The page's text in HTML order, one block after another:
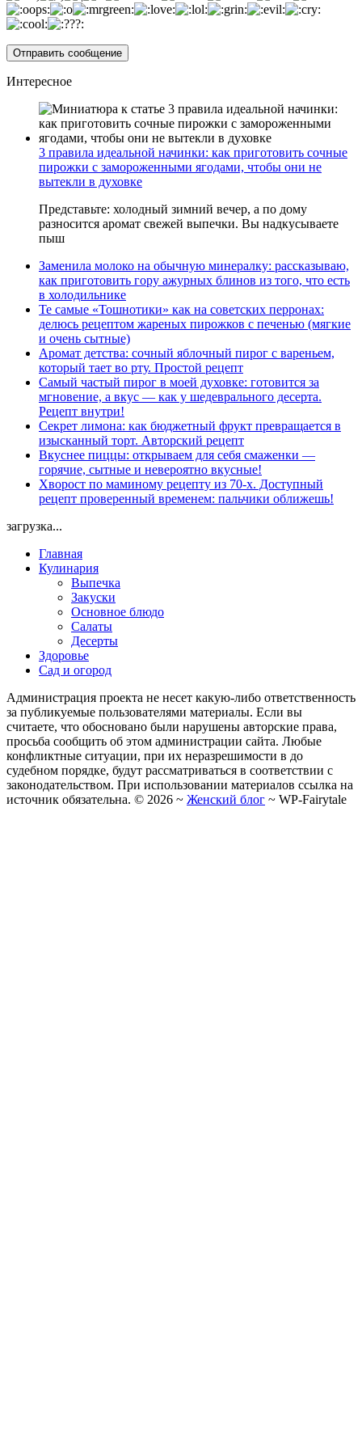
Интересное
3 правила идеальной начинки: как приготовить сочные
пирожки с замороженными ягодами, чтобы они не
вытекли в духовке
Представьте: холодный зимний вечер, а по дому
разносится аромат свежей выпечки. Вы надкусываете
пыш
Заменила молоко на обычную минералку: рассказываю,
как приготовить гору ажурных блинов из того, что есть
в холодильнике
Те самые «Тошнотики» как на советских перронах:
делюсь рецептом жареных пирожков с печенью (мягкие
и очень сытные)
Аромат детства: сочный яблочный пирог с вареньем,
который тает во рту. Простой рецепт
Самый частый пирог в моей духовке: готовится за
мгновение, а вкус — как у шедеврального десерта.
Рецепт внутри!
Секрет лимона: как бюджетный фрукт превращается в
изысканный торт. Авторский рецепт
Вкуснее пиццы: открываем для себя смаженки —
горячие, сытные и невероятно вкусные!
Хворост по маминому рецепту из 70-х. Доступный
рецепт проверенный временем: пальчики оближешь!
загрузка...
Главная
Кулинария
Выпечка
Закуски
Основное блюдо
Салаты
Десерты
Здоровье
Сад и огород
Администрация проекта не несет какую-либо ответственность
за публикуемые пользователями материалы. Если вы
считаете, что обосновано были нарушены авторские права,
просьба сообщить об этом администрации сайта. Любые
конфликтные ситуации, при их неразрешимости в до
судебном порядке, будут рассматриваться в соответствии с
законодательством. При использовании материалов ссылка на
источник обязательна. © 2026 ~ Женский блог ~ WP-Fairytale